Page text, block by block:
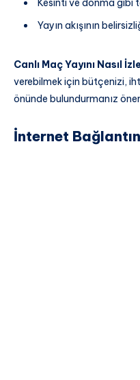
Kesinti ve donma gibi
Yayın akışının
Canlı Maç Yayını Nasıl
verebilmek için bütçenizi,
önünde bulundurmanız
İnternet